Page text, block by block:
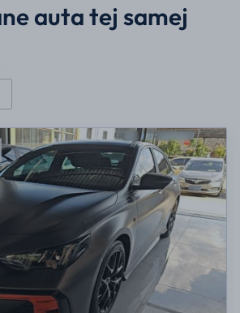
auta tej samej